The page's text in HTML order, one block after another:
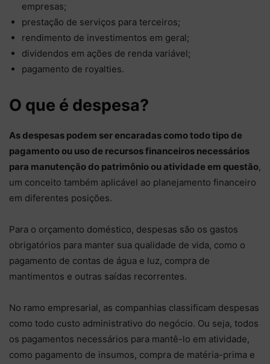
empresas;
prestação de serviços para terceiros;
rendimento de investimentos em geral;
dividendos em ações de renda variável;
pagamento de royalties.
O que é despesa?
As despesas podem ser encaradas como todo tipo de
pagamento ou uso de recursos financeiros necessários
para manutenção do patrimônio ou atividade em questão,
um conceito também aplicável ao planejamento financeiro
em diferentes posições.
Para o orçamento doméstico, despesas são os gastos
obrigatórios para manter sua qualidade de vida, como o
pagamento de contas de água e luz, compra de
mantimentos e outras saídas recorrentes.
No ramo empresarial, as companhias classificam despesas
como todo custo administrativo do negócio. Ou seja, todos
os pagamentos necessários para mantê-lo em atividade,
como pagamento de insumos, compra de matéria-prima e